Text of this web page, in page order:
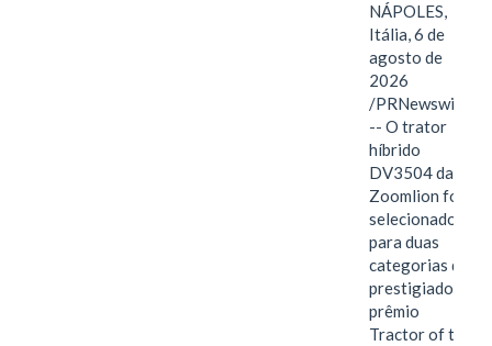
NÁPOLES,
Itália, 6 de
agosto de
2026
/PRNewswire/
-- O trator
híbrido
DV3504 da
Zoomlion foi
selecionado
para duas
categorias do
prestigiado
prêmio
Tractor of the